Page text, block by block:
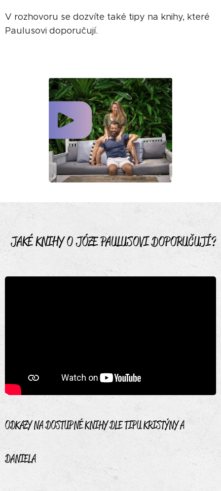
V rozhovoru se dozvíte také tipy na knihy, které
Paulusovi doporučují.
JAKÉ KNIHY O JÓZE PAULUSOVI DOPORUČUJÍ?
ODKAZY NA DOSTUPNÉ KNIHY DLE TIPU KRISTÝNY A
DANIELA